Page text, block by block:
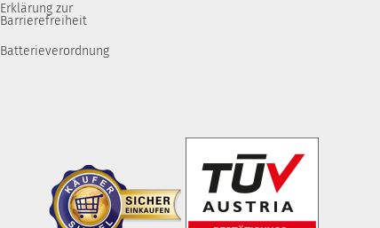
Erklärung zur
Barrierefreiheit
Batterieverordnung